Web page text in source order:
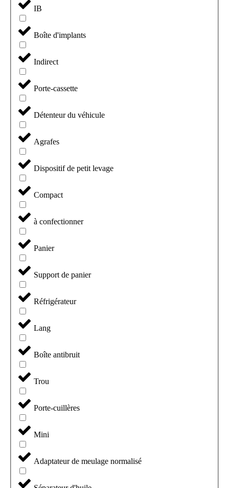
IB
Boîte d'implants
Indirect
Porte-cassette
Détenteur du véhicule
Agrafes
Dispositif de petit levage
Compact
à confectionner
Panier
Support de panier
Réfrigérateur
Lang
Boîte antibruit
Trou
Porte-cuillères
Mini
Adaptateur de meulage normalisé